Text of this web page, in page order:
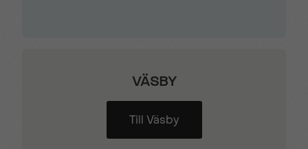
VÄSBY
Till Väsby